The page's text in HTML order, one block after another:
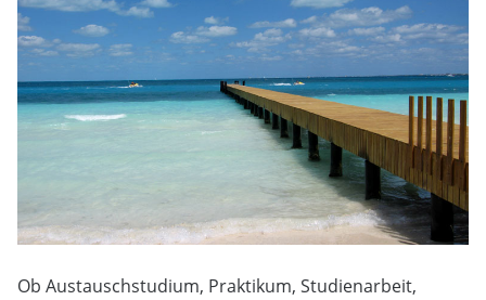
Ob Austauschstudium, Praktikum, Studienarbeit,